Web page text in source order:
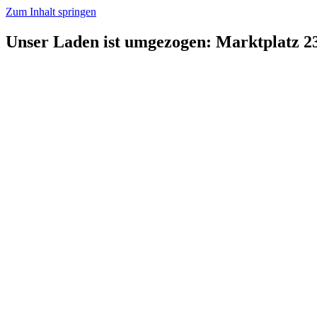
Zum Inhalt springen
Unser Laden ist umgezogen: Marktplatz